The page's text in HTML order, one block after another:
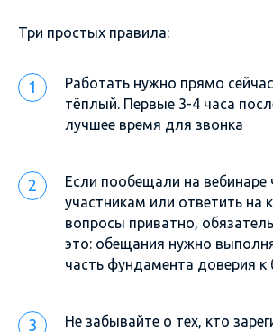
Три простых правила:
Работать нужно прямо
тёплый. Первые 3-4 часа
лучшее время для звонка
Если пообещали на
участникам или ответить на
вопросы приватно,
это: обещания нужно
часть фундамента доверия к
Не забывайте о тех, кто